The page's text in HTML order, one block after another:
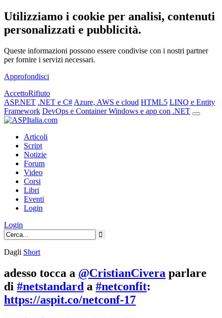
Utilizziamo i cookie per analisi, contenuti
personalizzati e pubblicità.
Queste informazioni possono essere condivise con i nostri partner
per fornire i servizi necessari.
Approfondisci
AccettoRifiuto
ASP.NET .NET e C# Azure, AWS e cloud HTML5 LINQ e Entity
Framework DevOps e ContainerWindows e app con .NET
Articoli
Script
Notizie
Forum
Video
Corsi
Libri
Eventi
Login
Login
Dagli Short
adesso tocca a @CristianCivera parlare
di #netstandard a #netconfit:
https://aspit.co/netconf-17